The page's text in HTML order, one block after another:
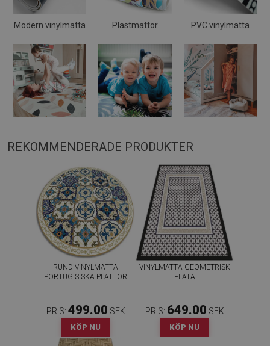
Modern vinylmatta Plastmattor PVC vinylmatta
REKOMMENDERADE PRODUKTER
RUND VINYLMATTA
PORTUGISISKA PLATTOR
PRIS: 499.00 SEK
KÖP NU
VINYLMATTA GEOMETRISK
FLÄTA
PRIS: 649.00 SEK
KÖP NU